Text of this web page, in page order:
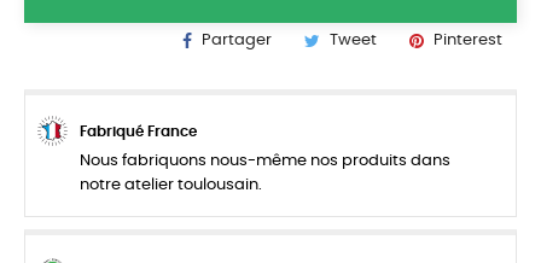
Partager Tweet Pinterest
Fabriqué France
Nous fabriquons nous-même nos produits dans
notre atelier toulousain.